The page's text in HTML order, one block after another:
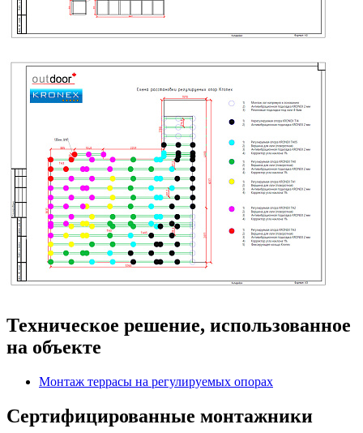
Техническое решение, использованное
на объекте
Монтаж террасы на регулируемых опорах
Сертифицированные монтажники